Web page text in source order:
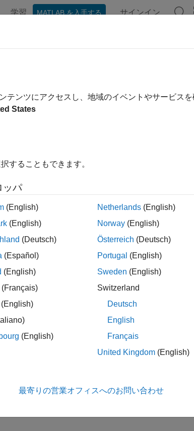
学習 MATLAB を入手する サインイン
Transport Channels
narrowband DL-SCH
carry medium access control (MAC) data in
Decode NB-IoT DL-SCH
How useful was this
テンツにアクセスし、地域のイベントやサービス
States
することもできます。
ッパ
(English)
(English)
(Deutsch)
(Español)
(English)
(Français)
(English)
(English)
Netherlands (English)
Norway (English)
Österreich (Deutsch)
Portugal (English)
Sweden (English)
Switzerland
Deutsch
English
Français
United Kingdom (English)
最寄りの営業オフィスへのお問い合わせ